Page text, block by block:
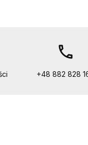
call
+48 882 828